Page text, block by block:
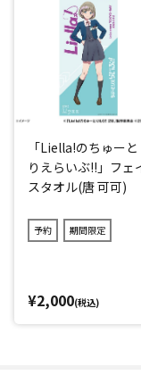
「Liella!のちゅーと
りえらいぶ!!」フェ
スタオル(唐 可可)
予約 期間限定
¥2,000(税込)